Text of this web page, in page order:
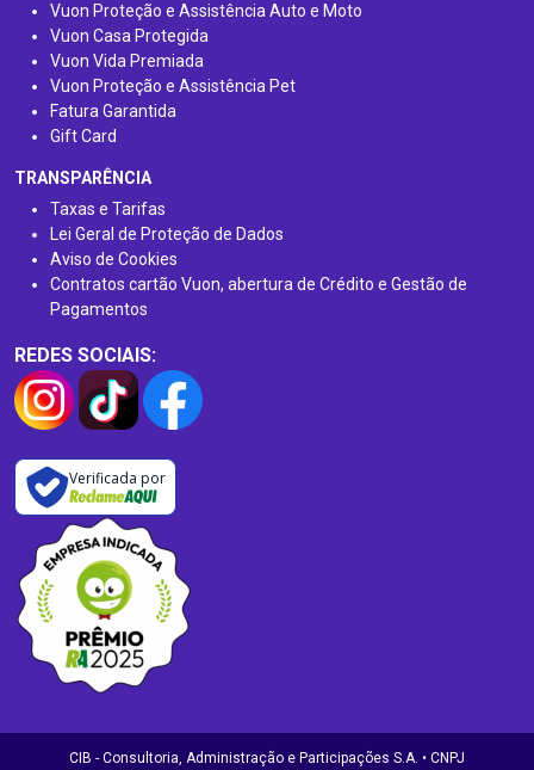
Vuon Proteção e Assistência Auto e Moto
Vuon Casa Protegida
Vuon Vida Premiada
Vuon Proteção e Assistência Pet
Fatura Garantida
Gift Card
TRANSPARÊNCIA
Taxas e Tarifas
Lei Geral de Proteção de Dados
Aviso de Cookies
Contratos cartão Vuon, abertura de Crédito e Gestão de
Pagamentos
REDES SOCIAIS:
Verificada por
CIB - Consultoria, Administração e Participações S.A. • CNPJ